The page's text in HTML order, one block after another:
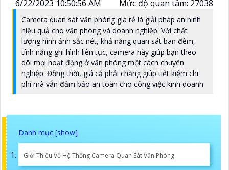
6/22/2023 10:50:56 AM Mức độ quan tâm: 27038
Camera quan sát văn phòng giá rẻ là giải pháp an ninh
hiệu quả cho văn phòng và doanh nghiệp. Với chất
lượng hình ảnh sắc nét, khả năng quan sát ban đêm,
tính năng ghi hình liên tục, camera này giúp bạn theo
dõi mọi hoạt động ở văn phòng một cách chuyên
nghiệp. Đồng thời, giá cả phải chăng giúp tiết kiệm chi
phí mà vẫn đảm bảo an toàn cho công việc kinh doanh
Giới Thiệu Về Hệ Thống Camera Quan Sát Văn Phòng